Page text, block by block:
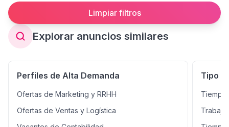
Limpiar filtros
Explorar anuncios similares
Perfiles de Alta Demanda
Ofertas de Marketing y RRHH
Ofertas de Ventas y Logística
Tipo